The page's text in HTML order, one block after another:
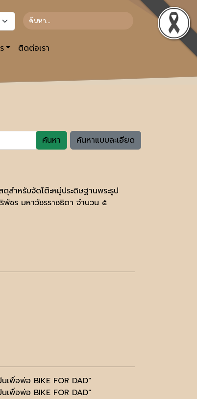
ติดต่อเรา
ค้นหา ค้นหาแบบละเอียด
สำหรับจัดโต๊ะหมู่ประดิษฐานพระรูป
พัชร มหาวัชรราชธิดา จำนวน ๕
เพื่อพ่อ BIKE FOR DAD"
เพื่อพ่อ BIKE FOR DAD"